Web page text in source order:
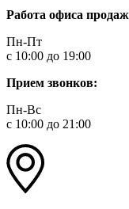
Работа офиса
Пн-Пт
с 10:00 до 19:00
Прием звонков:
Пн-Вс
с 10:00 до 21:00